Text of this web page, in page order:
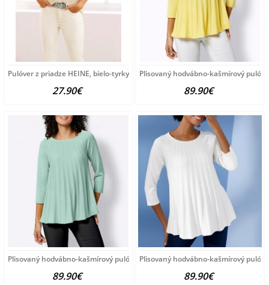
Pulóver z priadze HEINE, bielo-tyrkysový
27.90€
Plisovaný hodvábno-kašmírový
89.90€
Plisovaný hodvábno-kašmírový pulóver vzhľadom Création
89.90€
Plisovaný hodvábno-kašmírový
89.90€